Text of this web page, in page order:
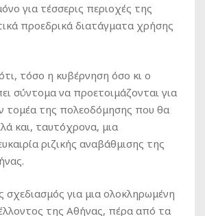
για τέσσερις περιοχές της
προεδρικά διατάγματα χρήσης
τόσο η κυβέρνηση όσο κι ο
σύντομα να προετοιμάζονται για
τομέα της πολεοδόμησης που θα
και, ταυτόχρονα, μια
ριζικής αναβάθμισης της
σχεδιασμός για μια ολοκληρωμένη
της Αθήνας, πέρα από τα